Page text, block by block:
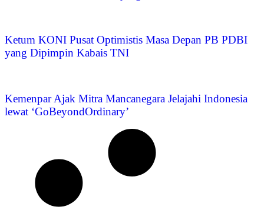
Ketum KONI Pusat Optimistis Masa Depan PB PDBI
yang Dipimpin Kabais TNI
Kemenpar Ajak Mitra Mancanegara Jelajahi Indonesia
lewat ‘GoBeyondOrdinary’